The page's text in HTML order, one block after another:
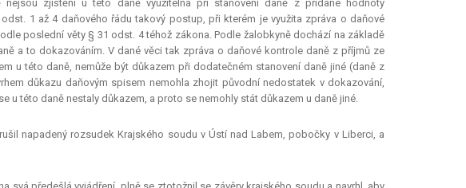
zjištění u této daně využitelná při stanovení daně z přidané hodnoty
1 až 4 daňového řádu takový postup, při kterém je využita zpráva o daňové
poslední věty § 31 odst. 4 téhož zákona. Podle žalobkyně dochází na základě
a to dokazováním. V dané věci tak zpráva o daňové kontrole daně z příjmů ze
u této daně, nemůže být důkazem při dodatečném stanovení daně jiné (daně z
důkazu daňovým spisem nemohla zhojit původní nedostatek v dokazování,
u této daně nestaly důkazem, a proto se nemohly stát důkazem u daně jiné.
napadený rozsudek Krajského soudu v Ústí nad Labem, pobočky v Liberci, a